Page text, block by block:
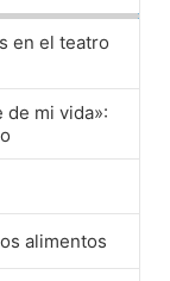
en el teatro
de mi vida»:
alimentos